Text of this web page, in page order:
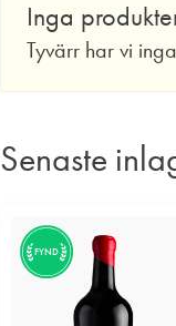
Inga
Tyvärr har vi
Senaste
FYND